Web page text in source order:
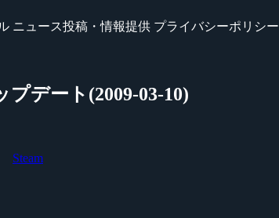
ニュース投稿・情報提供 プライバシーポリシー
デート(2009-03-10)
Steam